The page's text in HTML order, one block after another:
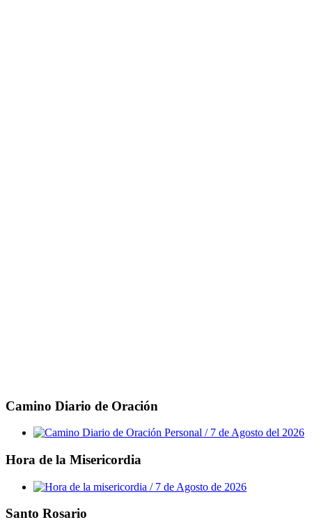
Camino Diario de Oración
Hora de la Misericordia
Santo Rosario